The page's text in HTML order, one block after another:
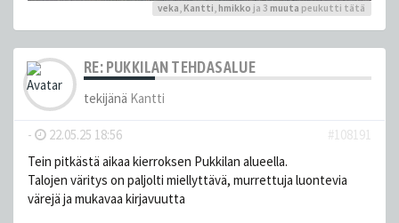
veka Kantti hmikko ja 3 muuta peukutti tätä
RE: PUKKILAN TEHDASALUE
tekijänä Kantti
- 22.05.25 18:56
#108191
Tein pitkästä aikaa kierroksen Pukkilan alueella.
Talojen väritys on paljolti miellyttävä, murrettuja luontevia
värejä ja mukavaa kirjavuutta